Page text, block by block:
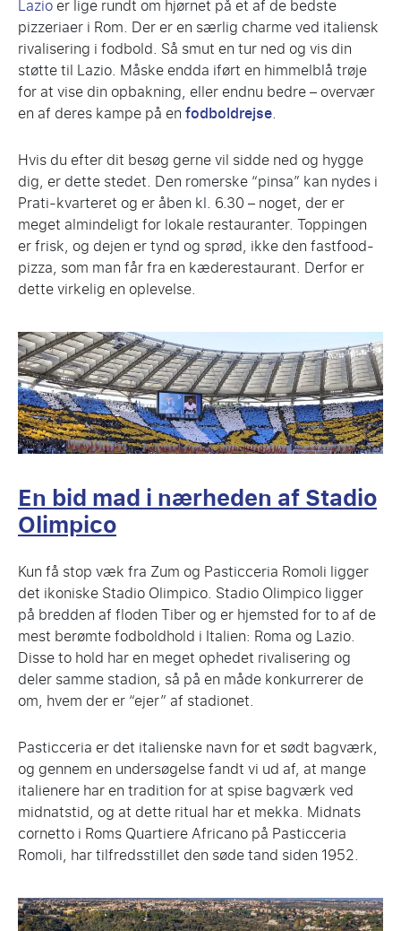
Lazioer lige rundt om hjørnet på et af de bedste
pizzeriaer i Rom. Der er en særlig charme ved italiensk
rivalisering i fodbold. Så smut en tur ned og vis din
støtte til Lazio. Måske endda iført en himmelblå trøje
for at vise din opbakning, eller endnu bedre – overvær
en af deres kampe på enfodboldrejse.
Hvis du efter dit besøg gerne vil sidde ned og hygge
dig, er dette stedet. Den romerske “pinsa” kan nydes i
Prati-kvarteret og er åben kl. 6.30 – noget, der er
meget almindeligt for lokale restauranter. Toppingen
er frisk, og dejen er tynd og sprød, ikke den fastfood-
pizza, som man får fra en kæderestaurant. Derfor er
dette virkelig en oplevelse.
En bid mad i nærheden af Stadio
Olimpico
Kun få stop væk fra Zum og Pasticceria Romoli ligger
det ikoniske Stadio Olimpico. Stadio Olimpico ligger
på bredden af floden Tiber og er hjemsted for to af de
mest berømte fodboldhold i Italien: Roma og Lazio.
Disse to hold har en meget ophedet rivalisering og
deler samme stadion, så på en måde konkurrerer de
om, hvem der er “ejer” af stadionet.
Pasticceria er det italienske navn for et sødt bagværk,
og gennem en undersøgelse fandt vi ud af, at mange
italienere har en tradition for at spise bagværk ved
midnatstid, og at dette ritual har et mekka. Midnats
cornetto i Roms Quartiere Africano på Pasticceria
Romoli, har tilfredsstillet den søde tand siden 1952.